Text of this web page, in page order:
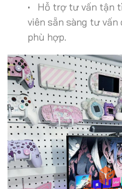
• Hỗ trợ tư vấn tận
viên sẵn sàng tư
phù hợp.